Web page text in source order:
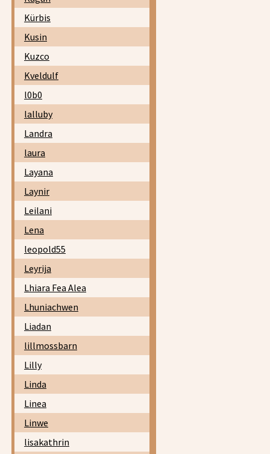
Kürbis
Kusin
Kuzco
Kveldulf
l0b0
lalluby
Landra
laura
Layana
Laynir
Leilani
Lena
leopold55
Leyrija
Lhiara Fea Alea
Lhuniachwen
Liadan
lillmossbarn
Lilly
Linda
Linea
Linwe
lisakathrin